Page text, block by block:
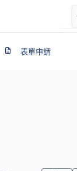
表單申請